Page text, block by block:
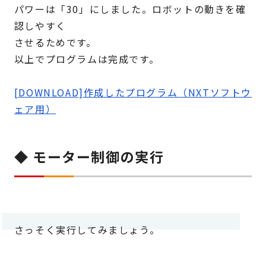
パワーは「30」にしました。ロボットの動きを確
認しやすく
させるためです。
以上でプログラムは完成です。
[DOWNLOAD]作成したプログラム（NXTソフトウ
ェア用）
◆ モーター制御の実行
さっそく実行してみましょう。